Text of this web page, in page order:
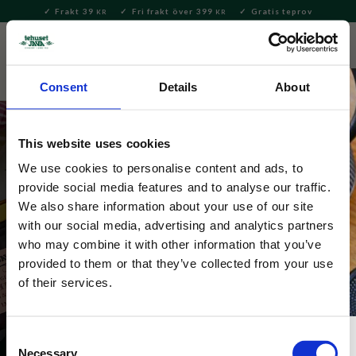
Consent Details About
This website uses cookies
We use cookies to personalise content and ads, to
provide social media features and to analyse our traffic.
We also share information about your use of our site
with our social media, advertising and analytics partners
who may combine it with other information that you’ve
provided to them or that they’ve collected from your use
of their services.
Necessary
Meny
Frakt 39 KR Fri frakt över 399 KR Gratis teprov
Tokyo Design